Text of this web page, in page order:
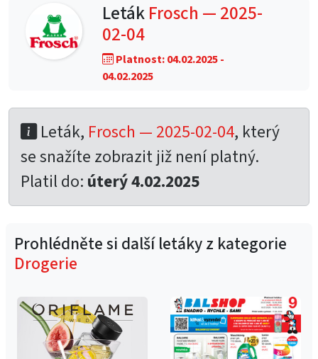
LetákFrosch — 2025-
02-04
Platnost: 04.02.2025 -
04.02.2025
Leták, Frosch — 2025-02-04, který
se snažíte zobrazit již není platný.
Platil do: úterý 4.02.2025
Prohlédněte si další letáky z kategorie
Drogerie